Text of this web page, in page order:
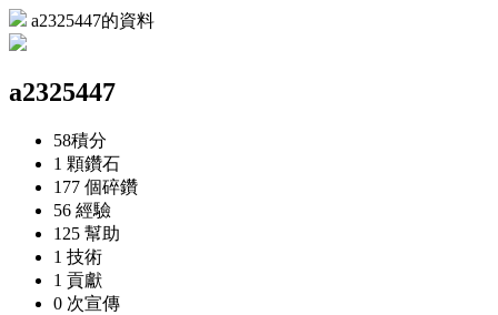
a2325447的資料
a2325447
58積分
1 顆鑽石
177 個碎鑽
56 經驗
125 幫助
1 技術
1 貢獻
0 次宣傳